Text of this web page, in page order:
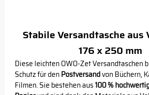
Stabile Versandtasche aus
176 x 250 mm
Diese leichten OWO-Zet Versandtaschen
Schutz für denPostversandvon Büchern,
Filmen. Sie bestehen aus100 %